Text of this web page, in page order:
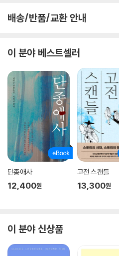
배송/반품/교환 안내
이 분야 베스트셀러
단종애사
12,400원
고전 스캔들
13,300원
이 분야 신상품